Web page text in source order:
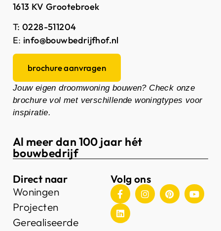
1613 KV Grootebroek
T: 0228-511204
E: info@bouwbedrijfhof.nl
brochure aanvragen
Jouw eigen droomwoning bouwen? Check onze
brochure vol met verschillende woningtypes voor
inspiratie.
Al meer dan 100 jaar hét
bouwbedrijf
Direct naar
Woningen
Projecten
Gerealiseerde
Volg ons